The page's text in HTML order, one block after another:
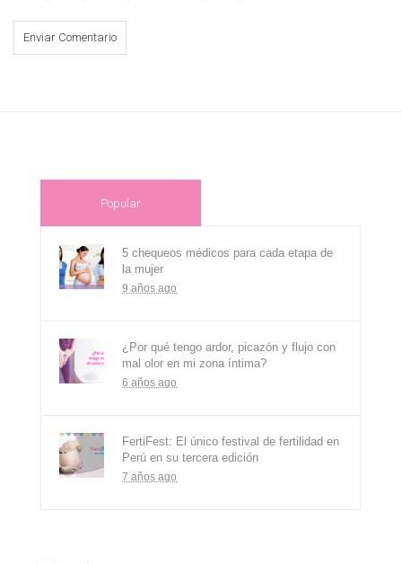
Popular
5 chequeos médicos para cada etapa de
la mujer
9 años ago
¿Por qué tengo ardor, picazón y flujo con
mal olor en mi zona íntima?
6 años ago
FertiFest: El único festival de fertilidad en
Perú en su tercera edición
7 años ago